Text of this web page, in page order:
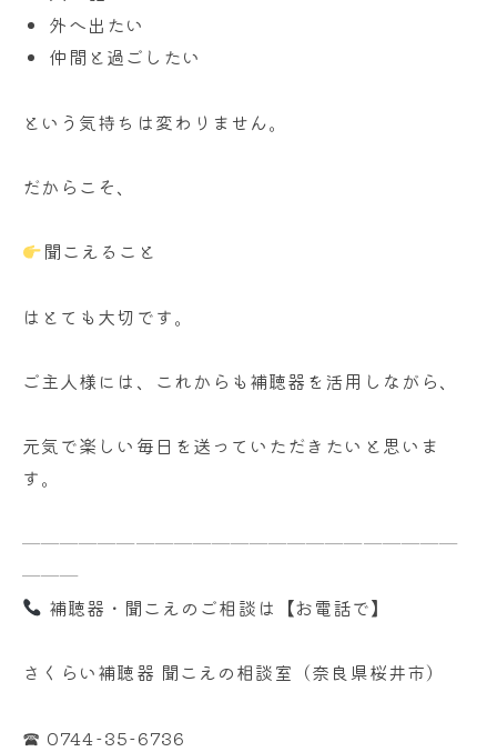
外へ出たい
仲間と過ごしたい
という気持ちは変わりません。
だからこそ、
聞こえること
はとても大切です。
ご主人様には、これからも補聴器を活用しながら、
元気で楽しい毎日を送っていただきたいと思いま
す。
───────────────────────
───
補聴器・聞こえのご相談は【お電話で】
さくらい補聴器 聞こえの相談室（奈良県桜井市）
☎ 0744-35-6736